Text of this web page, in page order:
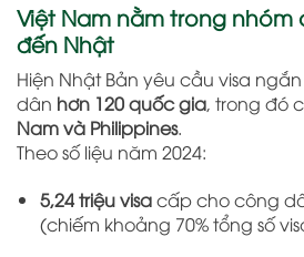
Việt Nam nằm trong nhóm
đến Nhật
Hiện Nhật Bản yêu cầu visa
dân hơn 120 quốc gia, trong đó
Nam và Philippines.
Theo số liệu năm 2024:
5,24 triệu visacấp cho công
(chiếm khoảng 70% tổng số